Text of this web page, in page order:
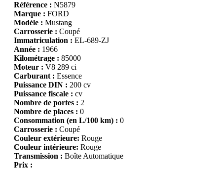
Référence : N5879
Marque : FORD
Modèle : Mustang
Carrosserie : Coupé
Immatriculation : EL-689-ZJ
Année : 1966
Kilométrage : 85000
Moteur : V8 289 ci
Carburant : Essence
Puissance DIN : 200 cv
Puissance fiscale : cv
Nombre de portes : 2
Nombre de places : 0
Consommation (en L/100 km) : 0
Carrosserie : Coupé
Couleur extérieure: Rouge
Couleur intérieure: Rouge
Transmission : Boîte Automatique
Prix :